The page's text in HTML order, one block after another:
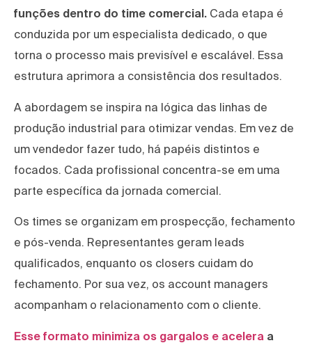
funções dentro do time comercial. Cada etapa é
conduzida por um especialista dedicado, o que
torna o processo mais previsível e escalável. Essa
estrutura aprimora a consistência dos resultados.
A abordagem se inspira na lógica das linhas de
produção industrial para otimizar vendas. Em vez de
um vendedor fazer tudo, há papéis distintos e
focados. Cada profissional concentra-se em uma
parte específica da jornada comercial.
Os times se organizam em prospecção, fechamento
e pós-venda. Representantes geram leads
qualificados, enquanto os closers cuidam do
fechamento. Por sua vez, os account managers
acompanham o relacionamento com o cliente.
Esse formato minimiza os gargalos e acelera a